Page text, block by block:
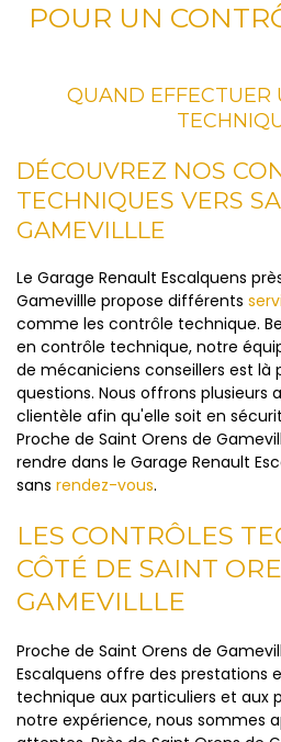
POUR UN
QUAND EFFECTUER
DÉCOUVREZ NOS
TECHNIQUES VERS
GAMEVILLLE
Le Garage Renault Escalquens
Gamevillle propose différents
comme les contrôle technique.
en contrôle technique, notre
de mécaniciens conseillers est là
questions. Nous offrons plusieurs
clientèle afin qu'elle soit en
Proche de Saint Orens de
rendre dans le Garage Renault
sans rendez-vous.
LES CONTRÔLES
CÔTÉ DE SAINT
GAMEVILLLE
Proche de Saint Orens de
Escalquens offre des prestations
technique aux particuliers et aux
notre expérience, nous sommes